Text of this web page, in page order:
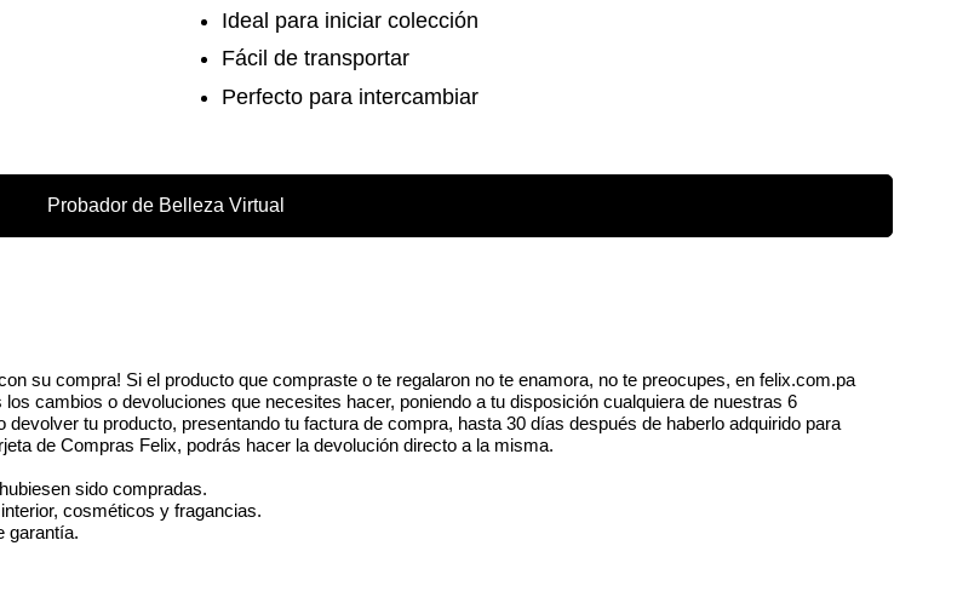
Ideal para iniciar colección
Fácil de transportar
Perfecto para intercambiar
Probador de Belleza Virtual
su compra! Si el producto que compraste o te regalaron no te enamora, no te preocupes, en felix.com.pa
cambios o devoluciones que necesites hacer, poniendo a tu disposición cualquiera de nuestras 6
tu producto, presentando tu factura de compra, hasta 30 días después de haberlo adquirido para
de Compras Felix, podrás hacer la devolución directo a la misma.
sido compradas.
cosméticos y fragancias.
garantía.